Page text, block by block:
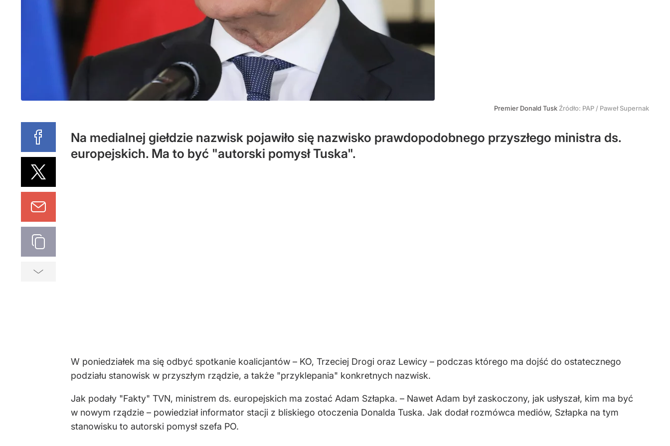
Premier Donald Tusk Źródło: PAP / Paweł Supernak
Na medialnej giełdzie nazwisk pojawiło się nazwisko prawdopodobnego przyszłego ministra ds.
europejskich. Ma to być "autorski pomysł Tuska".
W poniedziałek ma się odbyć spotkanie koalicjantów – KO, Trzeciej Drogi oraz Lewicy – podczas którego ma dojść do ostatecznego
podziału stanowisk w przyszłym rządzie, a także "przyklepania" konkretnych nazwisk.
Jak podały "Fakty" TVN, ministrem ds. europejskich ma zostać Adam Szłapka. – Nawet Adam był zaskoczony, jak usłyszał, kim ma być
w nowym rządzie – powiedział informator stacji z bliskiego otoczenia Donalda Tuska. Jak dodał rozmówca mediów, Szłapka na tym
stanowisku to autorski pomysł szefa PO.